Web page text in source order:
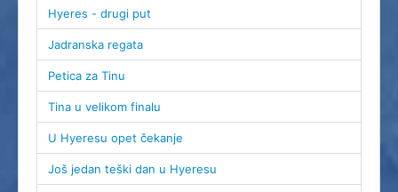
Hyeres - drugi put
Jadranska regata
Petica za Tinu
Tina u velikom finalu
U Hyeresu opet čekanje
Još jedan teški dan u Hyeresu